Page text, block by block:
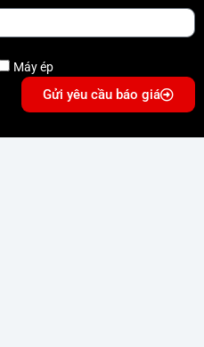
Máy ép
Gửi yêu cầu báo giá